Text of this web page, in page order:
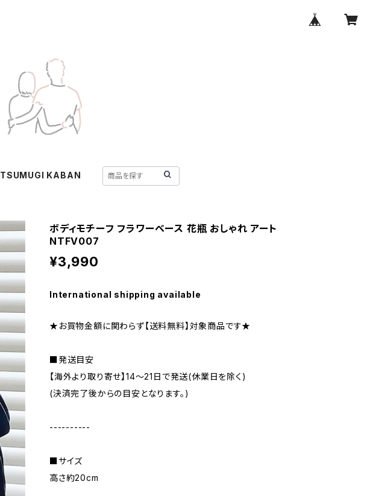
TSUMUGI KABAN
ボディモチーフ フラワーベース 花瓶 おしゃれ アート
NTFV007
¥3,990
International shipping available
★お買物金額に関わらず【送料無料】対象商品です★
■発送目安
【海外より取り寄せ】14〜21日で発送(休業日を除く)
(決済完了後からの目安となります。)
----------
■サイズ
高さ約20cm